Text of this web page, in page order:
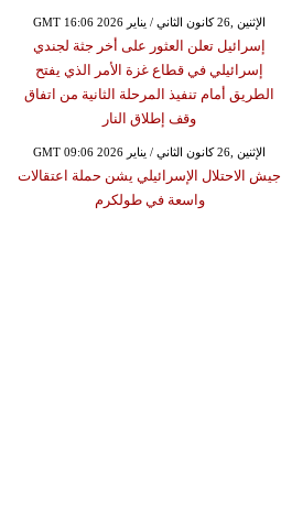
GMT 16:06 2026 الإثنين ,26 كانون الثاني / يناير
إسرائيل تعلن العثور على أخر جثة لجندي
إسرائيلي في قطاع غزة الأمر الذي يفتح
الطريق أمام تنفيذ المرحلة الثانية من اتفاق
وقف إطلاق النار
GMT 09:06 2026 الإثنين ,26 كانون الثاني / يناير
جيش الاحتلال الإسرائيلي يشن حملة اعتقالات
واسعة في طولكرم